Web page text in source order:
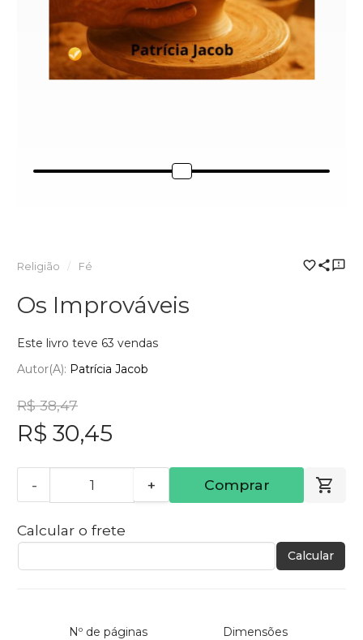
Religião Fé
Os Improváveis
Este livro teve 63 vendas
Autor(a): Patrícia Jacob
R$ 38,47
R$ 30,45
- + Comprar
Calcular o frete
Calcular
Nº de páginas Dimensões